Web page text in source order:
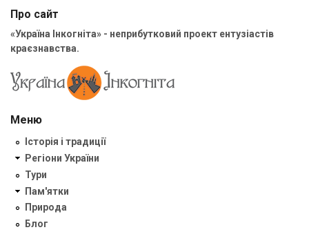
Про сайт
«Україна Інкогніта» - неприбутковий проект ентузіастів
краєзнавства.
Меню
Історія і традиції
Регіони України
Тури
Пам'ятки
Природа
Блог